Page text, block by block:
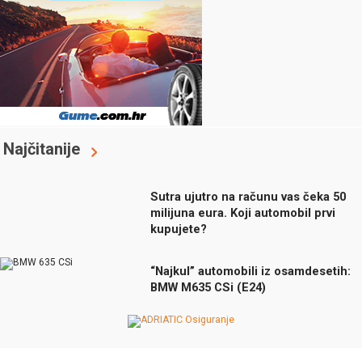
Najčitanije
Sutra ujutro na računu vas čeka 50
milijuna eura. Koji automobil prvi
kupujete?
“Najkul” automobili iz osamdesetih:
BMW M635 CSi (E24)